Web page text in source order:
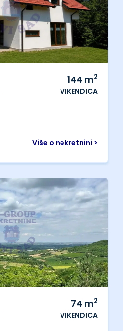
144 m2
VIKENDICA
Više o nekretnini >
74 m2
VIKENDICA